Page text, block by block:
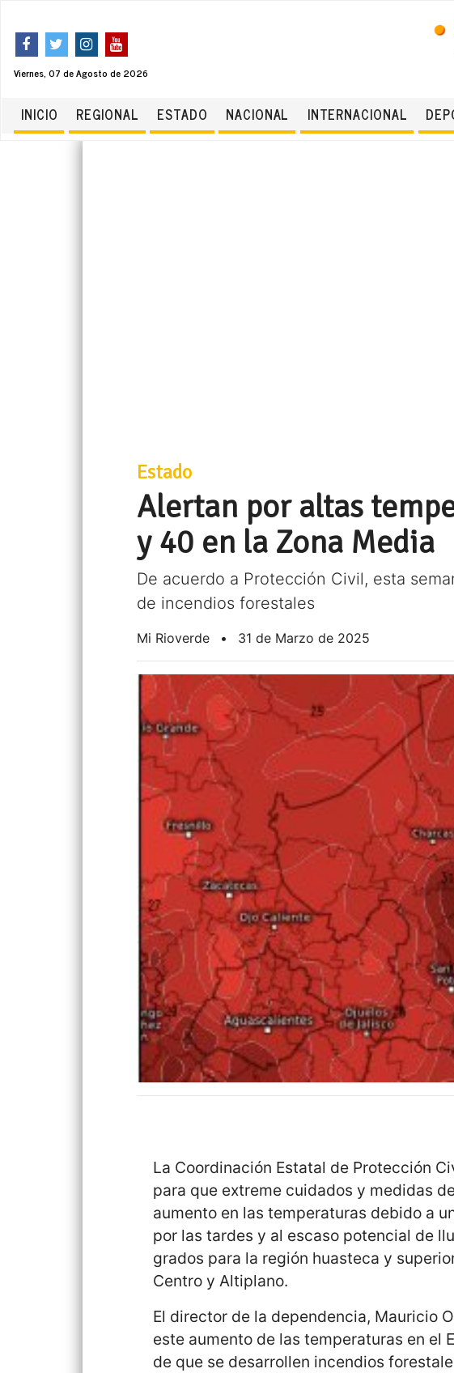
Viernes, 07 de Agosto de 2026
INICIO REGIONAL ESTADO NACIONAL INTERNACIONAL
Estado
Alertan por altas
y 40 en la Zona Media
De acuerdo a Protección Civil, esta
de incendios forestales
Mi Rioverde • 31 de Marzo de 2025
La Coordinación Estatal de Protección
para que extreme cuidados y medidas
aumento en las temperaturas debido a
por las tardes y al escaso potencial de
grados para la región huasteca y
Centro y Altiplano.
El director de la dependencia, Mauricio
este aumento de las temperaturas en el
de que se desarrollen incendios